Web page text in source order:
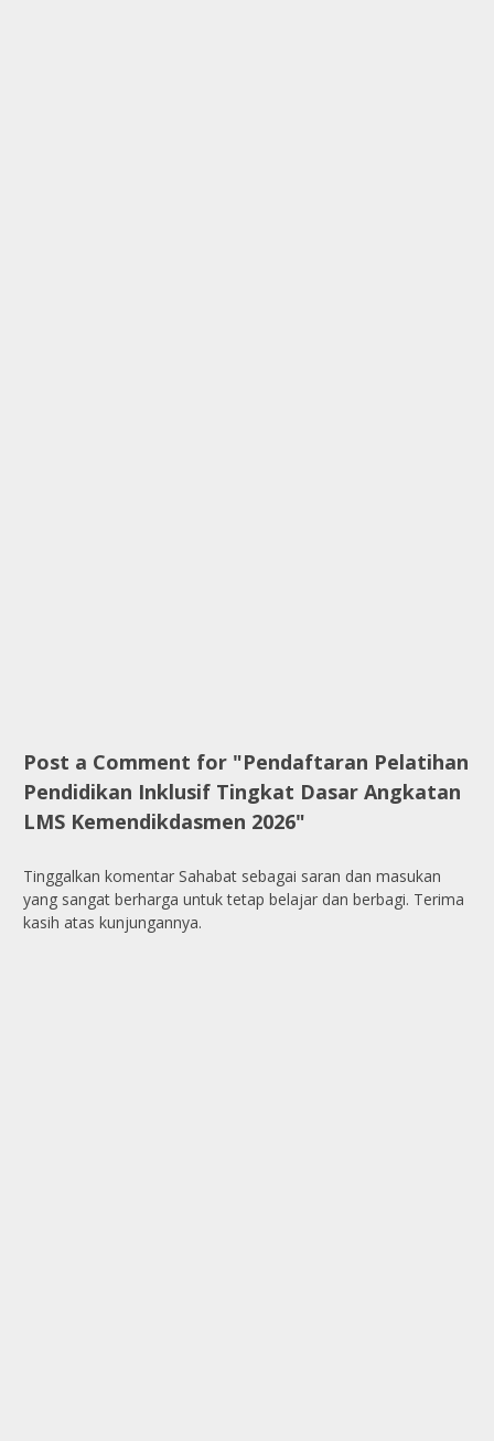
Post a Comment for "Pendaftaran Pelatihan
Pendidikan Inklusif Tingkat Dasar Angkatan
LMS Kemendikdasmen 2026"
Tinggalkan komentar Sahabat sebagai saran dan masukan
yang sangat berharga untuk tetap belajar dan berbagi. Terima
kasih atas kunjungannya.